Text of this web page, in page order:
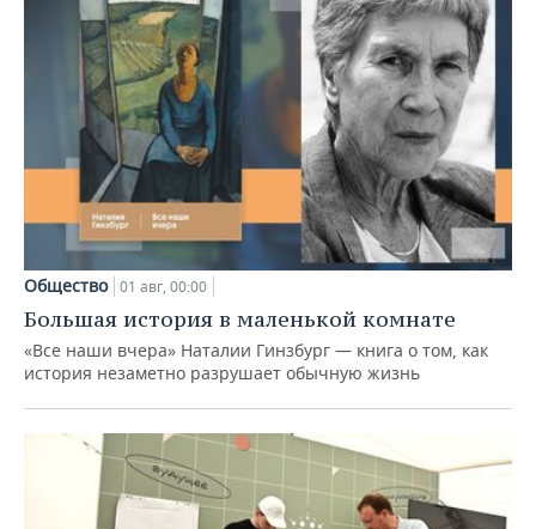
Общество 01 авг, 00:00
Большая история в маленькой комнате
«Все наши вчера» Наталии Гинзбург — книга о том, как
история незаметно разрушает обычную жизнь